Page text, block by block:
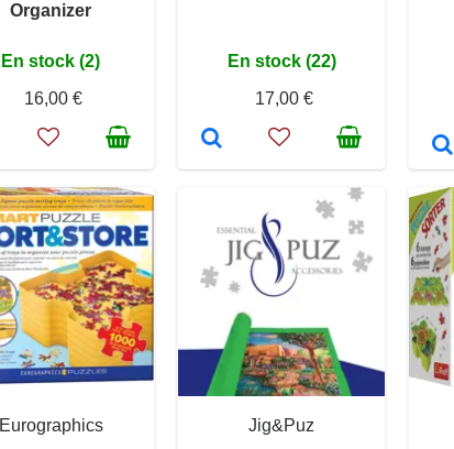
Organizer
En stock (2)
16,00 €
En stock (22)
17,00 €
Eurographics
Jig&Puz